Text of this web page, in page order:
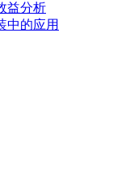
益分析
中的应用